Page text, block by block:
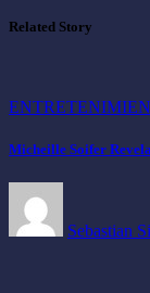
Related Story
Micheille Soifer
Sebastian